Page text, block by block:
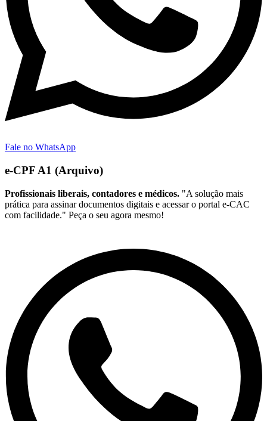
Fale no WhatsApp
e-CPF A1 (Arquivo)
Profissionais liberais, contadores e médicos. "A solução mais
prática para assinar documentos digitais e acessar o portal e-CAC
com facilidade." Peça o seu agora mesmo!